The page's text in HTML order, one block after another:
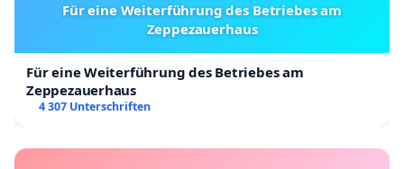
Für eine Weiterführung des Betriebes am
Zeppezauerhaus
Für eine Weiterführung des Betriebes am
Zeppezauerhaus
4 307 Unterschriften